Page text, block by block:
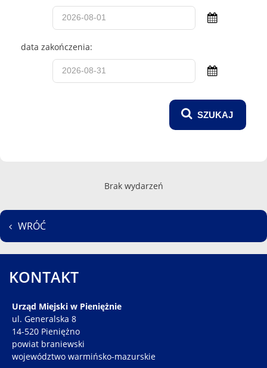
data zakończenia:
Brak wydarzeń
WRÓĆ
KONTAKT
Urząd Miejski w Pieniężnie
ul. Generalska 8
14-520 Pieniężno
powiat braniewski
województwo warmińsko-mazurskie